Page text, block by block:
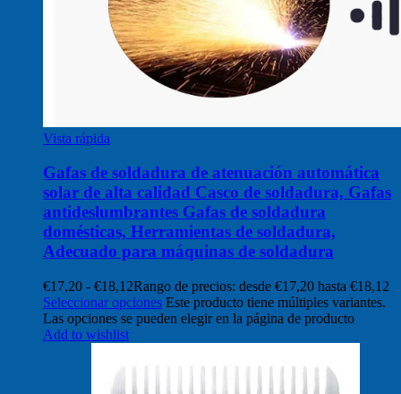
Vista rápida
Gafas de soldadura de atenuación automática
solar de alta calidad Casco de soldadura, Gafas
antideslumbrantes Gafas de soldadura
domésticas, Herramientas de soldadura,
Adecuado para máquinas de soldadura
€17,20 - €18,12Rango de precios: desde €17,20 hasta €18,12
Seleccionar opciones Este producto tiene múltiples variantes.
Las opciones se pueden elegir en la página de producto
Add to wishlist